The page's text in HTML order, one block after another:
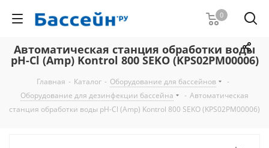
0
Автоматическая станция обработки воды
pH-Cl (Amp) Kontrol 800 SEKO (KPS02PM00006)
Главная - Каталог - Оборудование для бассейнов
-
Оборудование для дезинфекции бассейна
- Автоматическая
станция обработки воды pH-Cl (Amp) Kontrol 800 SEKO (KPS02PM00006)